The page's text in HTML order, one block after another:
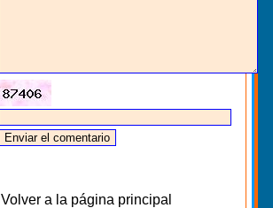
Volver a la página principal